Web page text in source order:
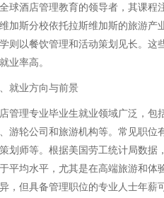
球酒店管理教育的领导者，其课程
加斯分校依托拉斯维加斯的旅游产
则以餐饮管理和活动策划见长。这
业率高。
就业方向与前景
管理专业毕业生就业领域广泛，包
游轮公司和旅游机构等。常见职位
划师等。根据美国劳工统计局数据
平均水平，尤其是在高端旅游和体
，但具备管理职位的专业人士年薪